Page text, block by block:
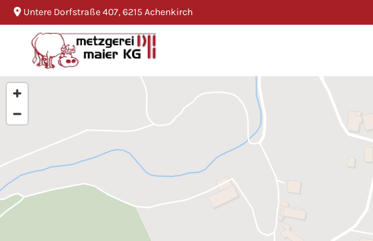
 Untere Dorfstraße 407, 6215 Achenkirch